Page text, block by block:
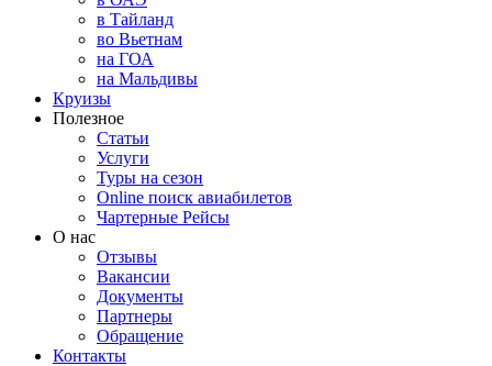
в Тайланд
во Вьетнам
на ГОА
на Мальдивы
Круизы
Полезное
Статьи
Услуги
Туры на сезон
Online поиск авиабилетов
Чартерные Рейсы
О нас
Отзывы
Вакансии
Документы
Партнеры
Обращение
Контакты